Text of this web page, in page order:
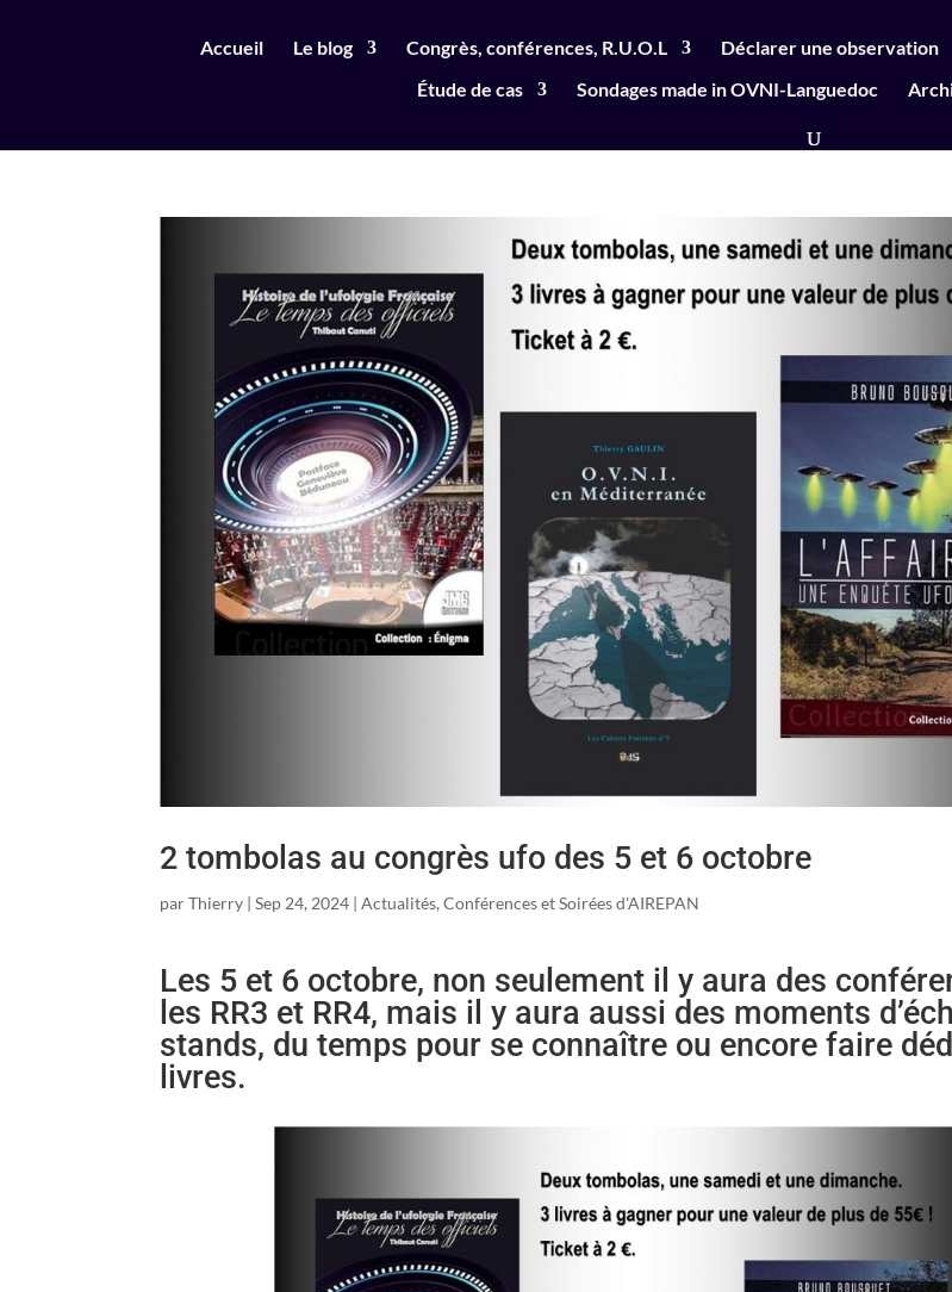
Accueil Le blog Congrès, conférences, R.U.O.L Déclarer une observation
Étude de cas
Sondages made in OVNI-Languedoc
2 tombolas au congrès ufo des 5 et 6 octobre
parThierry |Sep 24, 2024 |Actualités,Conférences et Soirées d'AIREPAN
Les 5 et 6 octobre, non seulement il y aura des
les RR3 et RR4, mais il y aura aussi des moments
stands, du temps pour se connaître ou encore faire
livres.